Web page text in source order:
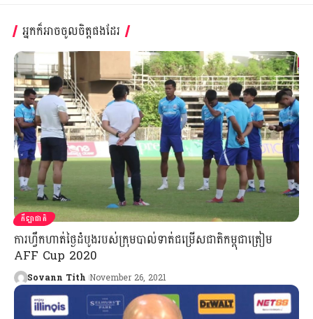
អ្នកក៏អាចចូលចិត្តផងដែរ
កីឡាជាតិ
ការហ្វឹកហាត់ថ្ងៃដំបូងរបស់ក្រុមបាល់ទាត់ជម្រើសជាតិកម្ពុជាត្រៀម
AFF Cup 2020
Sovann Tith November 26, 2021